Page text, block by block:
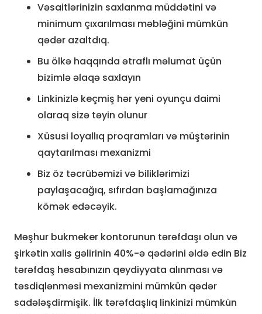
Vəsaitlərinizin saxlanma müddətini və
minimum çıxarılması məbləğini mümkün
qədər azaltdıq.
Bu ölkə haqqında ətraflı məlumat üçün
bizimlə əlaqə saxlayın
Linkinizlə keçmiş hər yeni oyunçu daimi
olaraq sizə təyin olunur
Xüsusi loyallıq proqramları və müştərinin
qaytarılması mexanizmi
Biz öz təcrübəmizi və biliklərimizi
paylaşacağıq, sıfırdan başlamağınıza
kömək edəcəyik.
Məşhur bukmeker kontorunun tərəfdaşı olun və
şirkətin xalis gəlirinin 40%-ə qədərini əldə edin Biz
tərəfdaş hesabınızın qeydiyyata alınması və
təsdiqlənməsi mexanizmini mümkün qədər
sadələşdirmişik. İlk tərəfdaşlıq linkinizi mümkün